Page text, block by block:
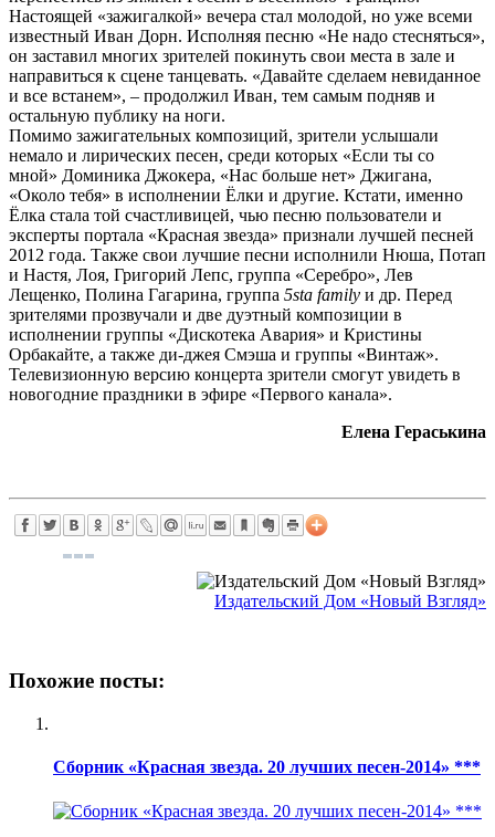
Настоящей «зажигалкой» вечера стал молодой, но уже всеми
известный Иван Дорн. Исполняя песню «Не надо стесняться»,
он заставил многих зрителей покинуть свои места в зале и
направиться к сцене танцевать. «Давайте сделаем невиданное
и все встанем», – продолжил Иван, тем самым подняв и
остальную публику на ноги.
Помимо зажигательных композиций, зрители услышали
немало и лирических песен, среди которых «Если ты со
мной» Доминика Джокера, «Нас больше нет» Джигана,
«Около тебя» в исполнении Ёлки и другие. Кстати, именно
Ёлка стала той счастливицей, чью песню пользователи и
эксперты портала «Красная звезда» признали лучшей песней
2012 года. Также свои лучшие песни исполнили Нюша, Потап
и Настя, Лоя, Григорий Лепс, группа «Серебро», Лев
Лещенко, Полина Гагарина, группа 5sta family и др. Перед
зрителями прозвучали и две дуэтный композиции в
исполнении группы «Дискотека Авария» и Кристины
Орбакайте, а также ди-джея Смэша и группы «Винтаж».
Телевизионную версию концерта зрители смогут увидеть в
новогодние праздники в эфире «Первого канала».
Елена Гераськина
Издательский Дом «Новый Взгляд»
Похожие посты:
Сборник «Красная звезда. 20 лучших песен-2014» ***